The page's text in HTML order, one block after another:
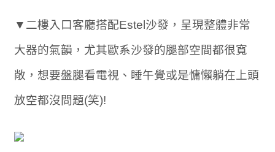
▼二樓入口客廳搭配Estel沙發，呈現整體非常
大器的氣韻，尤其歐系沙發的腿部空間都很寬
敞，想要盤腿看電視、睡午覺或是慵懶躺在上頭
放空都沒問題(笑)!